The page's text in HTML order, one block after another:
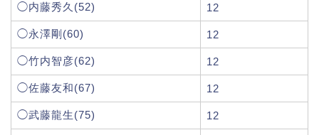
◯内藤秀久(52) 12
◯永澤剛(60) 12
◯竹内智彦(62) 12
◯佐藤友和(67) 12
◯武藤龍生(75) 12